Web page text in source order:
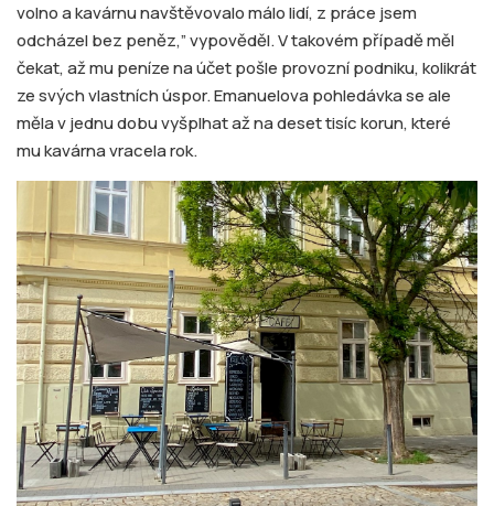
volno a kavárnu navštěvovalo málo lidí, z práce jsem
odcházel bez peněz,” vypověděl. V takovém případě měl
čekat, až mu peníze na účet pošle provozní podniku, kolikrát
ze svých vlastních úspor. Emanuelova pohledávka se ale
měla v jednu dobu vyšplhat až na deset tisíc korun, které
mu kavárna vracela rok.